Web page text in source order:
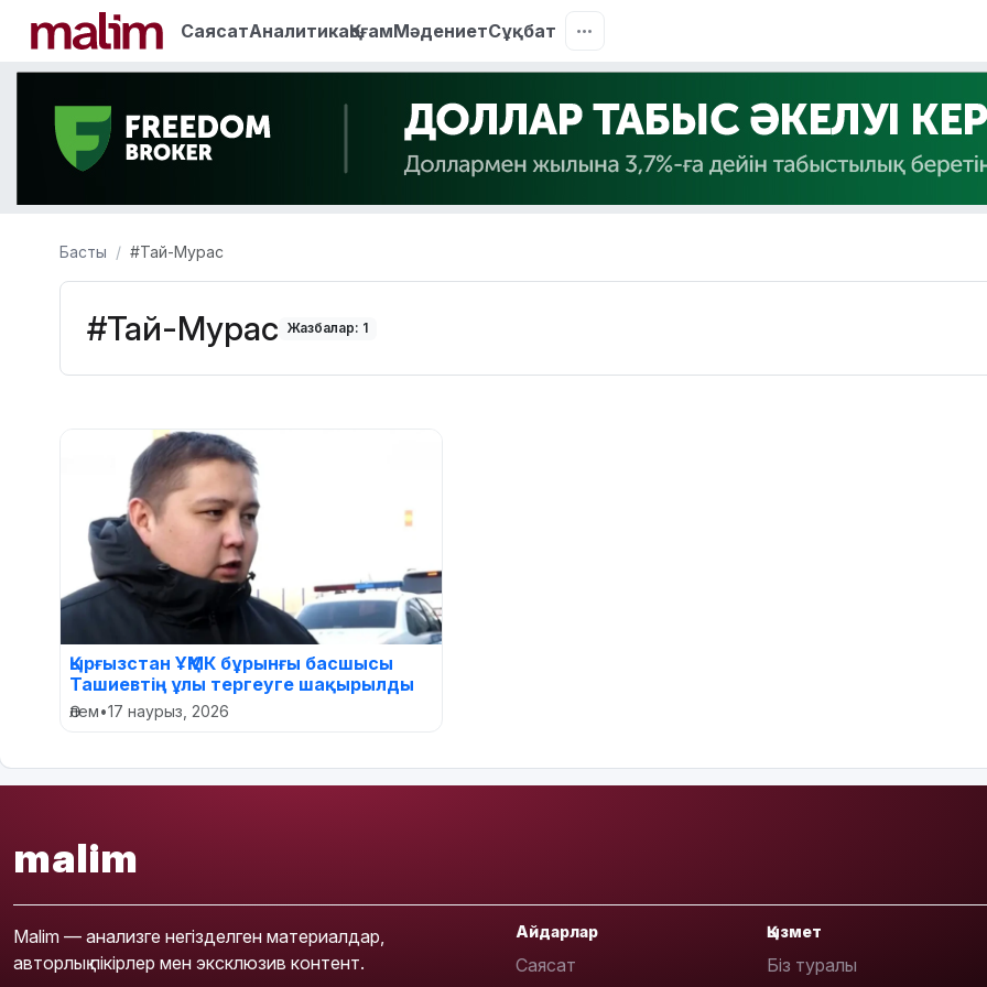
СаясатАналитикаҚоғамМәдениетСұқбат
Басты #Тай-Мурас
#Тай-Мурас Жазбалар: 1
Қырғызстан ҰҚМК бұрынғы басшысы
Ташиевтің ұлы тергеуге шақырылды
Әлем•17 наурыз, 2026
malim
Malim — анализге негізделген материалдар,
авторлық пікірлер мен эксклюзив контент.
Айдарлар
Саясат
Қызмет
Біз туралы